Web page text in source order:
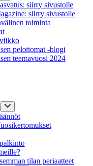
siirry sivustolle
siirry sivustolle
toiminta
pelottomat -blogi
teemavuosi 2024
tilan periaatteet